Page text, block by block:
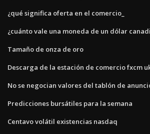
¿qué significa oferta en el comercio_
¿cuánto vale una moneda de un dólar
Tamaño de onza de oro
Descarga de la estación de comercio fxcm
No se negocian valores del tablón de
Predicciones bursátiles para la semana
Centavo volátil existencias nasdaq